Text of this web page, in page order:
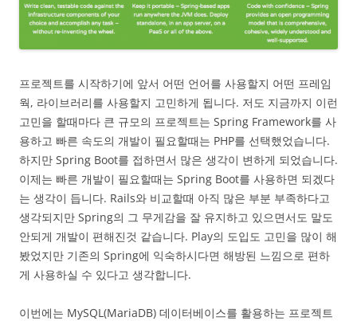
프로젝트를 시작하기에 앞서 어떤 언어를 사용할지 어떤 프레임
웍, 라이브러리를 사용할지 고민하게 됩니다. 저도 지금까지 이런
고민을 할때마다 큰 규모의 프로젝트는 Spring Framework를 사
용하고 빠른 속도의 개발이 필요할때는 PHP를 선택했었습니다.
하지만 Spring Boot를 접하면서 많은 생각이 변하게 되었습니다.
이제는 빠른 개발이 필요할때는 Spring Boot를 사용하면 되겠다
는 생각이 듭니다. Rails와 비교할때 아직 많은 부분 부족하다고
생각되지만 Spring의 그 무게감을 잘 유지하고 있으면서도 말도
안되게 개발이 편해진것 같습니다. Play의 도입도 고민을 많이 해
봤었지만 기존의 Spring에 익숙하시다면 해방된 느낌으로 편하
게 사용하실 수 있다고 생각합니다.
이번에는 MySQL(MariaDB) 데이터베이스를 활용하는 프로젝트